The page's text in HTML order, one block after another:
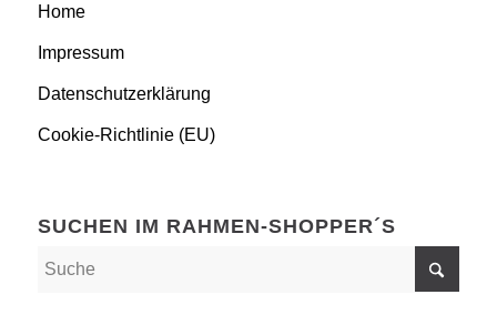
Home
Impressum
Datenschutzerklärung
Cookie-Richtlinie (EU)
SUCHEN IM RAHMEN-SHOPPER´S